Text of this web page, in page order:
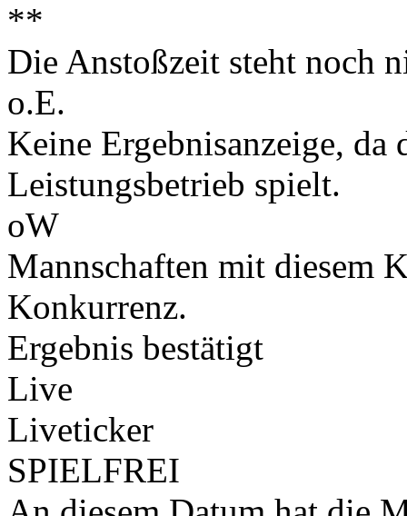
**
Die Anstoßzeit steht noch
o.E.
Keine Ergebnisanzeige,
Leistungsbetrieb spielt.
oW
Mannschaften mit diesem
Konkurrenz.
Ergebnis bestätigt
Live
Liveticker
SPIELFREI